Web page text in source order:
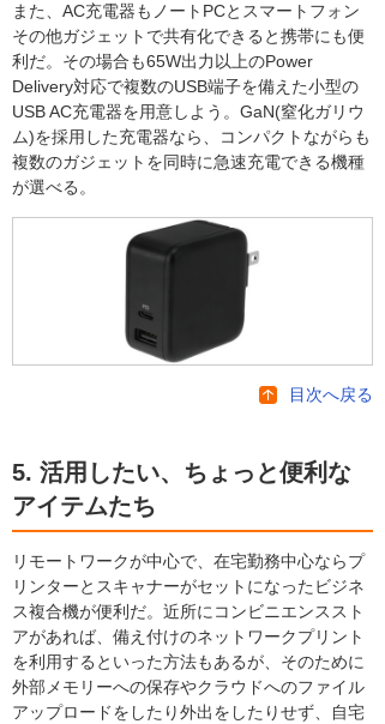
また、AC充電器もノートPCとスマートフォン
その他ガジェットで共有化できると携帯にも便
利だ。その場合も65W出力以上のPower
Delivery対応で複数のUSB端子を備えた小型の
USB AC充電器を用意しよう。GaN(窒化ガリウ
ム)を採用した充電器なら、コンパクトながらも
複数のガジェットを同時に急速充電できる機種
が選べる。
目次へ戻る
5. 活用したい、ちょっと便利な
アイテムたち
リモートワークが中心で、在宅勤務中心ならプ
リンターとスキャナーがセットになったビジネ
ス複合機が便利だ。近所にコンビニエンススト
アがあれば、備え付けのネットワークプリント
を利用するといった方法もあるが、そのために
外部メモリーへの保存やクラウドへのファイル
アップロードをしたり外出をしたりせず、自宅